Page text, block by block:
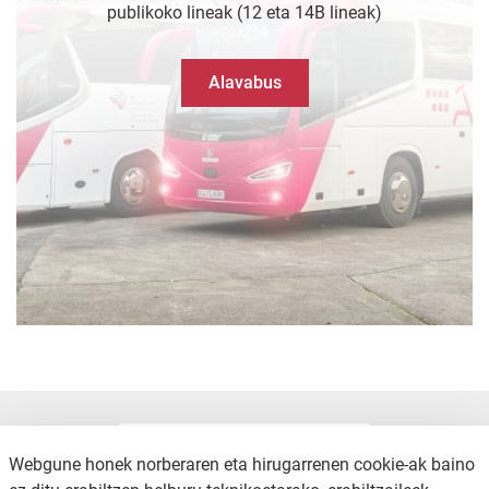
publikoko lineak (12 eta 14B lineak)
Alavabus
Webgune honek norberaren eta hirugarrenen cookie-ak baino